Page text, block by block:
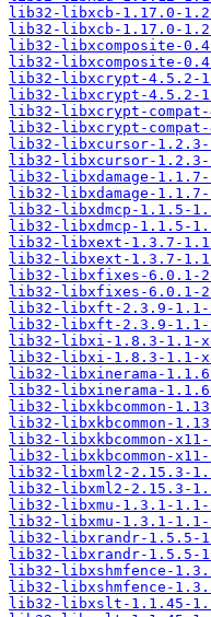
lib32-libxcb-1.17.0-
lib32-libxcb-1.17.0-
lib32-libxcomposite-
lib32-libxcomposite-
lib32-libxcrypt-4.5.2-
lib32-libxcrypt-4.5.2-
lib32-libxcrypt-
lib32-libxcrypt-
lib32-libxcursor-1.2.3-
lib32-libxcursor-
lib32-libxdamage-
lib32-libxdamage-
lib32-libxdmcp-1.1.5-
lib32-libxdmcp-1.1.5-
lib32-libxext-1.3.7-
lib32-libxext-1.3.7-
lib32-libxfixes-6.0.1-
lib32-libxfixes-6.0.1-
lib32-libxft-2.3.9-1.1-
lib32-libxft-2.3.9-1.1-
lib32-libxi-1.8.3-1.1-
lib32-libxi-1.8.3-1.1-
lib32-libxinerama-
lib32-libxinerama-
lib32-libxkbcommon-
lib32-libxkbcommon-
lib32-libxkbcommon-
lib32-libxkbcommon-
lib32-libxml2-2.15.3-
lib32-libxml2-2.15.3-
lib32-libxmu-1.3.1-
lib32-libxmu-1.3.1-
lib32-libxrandr-1.5.5-
lib32-libxrandr-1.5.5-
lib32-libxshmfence-
lib32-libxshmfence-
lib32-libxslt-1.1.45-